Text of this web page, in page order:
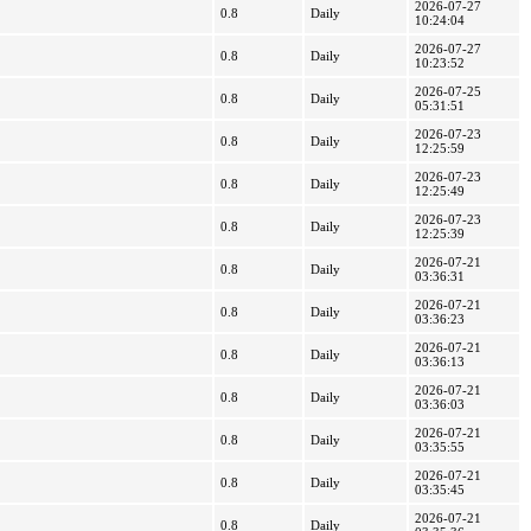
0.8 Daily
2026-07-27
10:24:04
0.8 Daily
2026-07-27
10:23:52
0.8 Daily
2026-07-25
05:31:51
0.8 Daily
2026-07-23
12:25:59
0.8 Daily
2026-07-23
12:25:49
0.8 Daily
2026-07-23
12:25:39
0.8 Daily
2026-07-21
03:36:31
0.8 Daily
2026-07-21
03:36:23
0.8 Daily
2026-07-21
03:36:13
0.8 Daily
2026-07-21
03:36:03
0.8 Daily
2026-07-21
03:35:55
0.8 Daily
2026-07-21
03:35:45
0.8 Daily
2026-07-21